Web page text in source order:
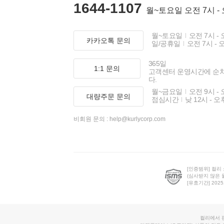
1644-1107 월~토요일 오전 7시 -
카카오톡 문의
월~토요일
오전 7시 -
일/공휴일
오전 7시 -
1:1 문의
365일
고객센터 운영시간에 순
다.
대량주문 문의
월~금요일
오전 9시 -
점심시간
낮 12시 - 오
비회원 문의 : help@kurlycorp.com
[인증범위] 컬리
(심사받지 않은
[유효기간]
컬리에서